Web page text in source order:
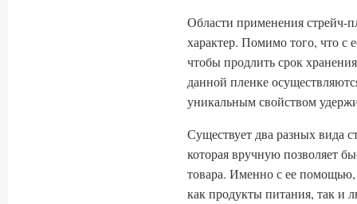
Области применения
характер. Помимо того, что
чтобы продлить срок
данной пленке
уникальным свойством
Существует два разных вида
которая вручную позволяет
товара. Именно с ее
как продукты питания, так и